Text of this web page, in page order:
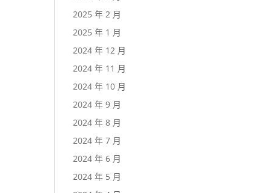
2025 年 2 月
2025 年 1 月
2024 年 12 月
2024 年 11 月
2024 年 10 月
2024 年 9 月
2024 年 8 月
2024 年 7 月
2024 年 6 月
2024 年 5 月